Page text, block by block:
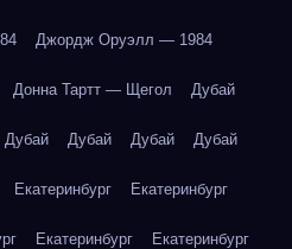
Джордж Оруэлл — 1984
Донна Тартт — Щегол Дубай
Дубай Дубай Дубай Дубай
Екатеринбург Екатеринбург
Екатеринбург Екатеринбург